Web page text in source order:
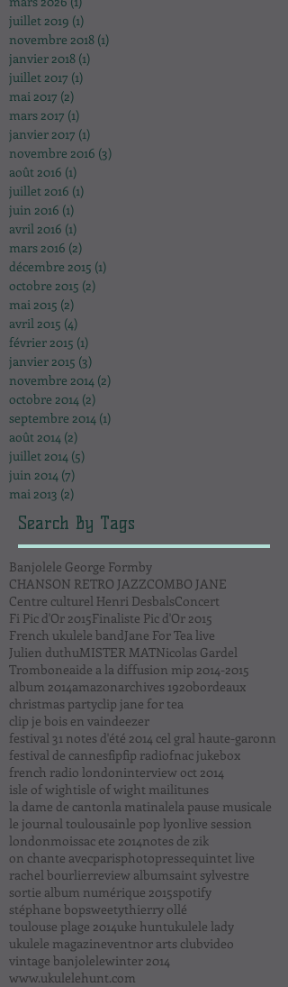
juillet 2019 (1)
novembre 2018 (1)
janvier 2018 (1)
juillet 2017 (1)
mai 2017 (2)
mars 2017 (1)
janvier 2017 (1)
novembre 2016 (3)
août 2016 (1)
juillet 2016 (1)
juin 2016 (1)
avril 2016 (1)
mars 2016 (2)
décembre 2015 (1)
octobre 2015 (2)
mai 2015 (2)
avril 2015 (4)
février 2015 (1)
janvier 2015 (3)
novembre 2014 (2)
octobre 2014 (2)
septembre 2014 (1)
août 2014 (2)
juillet 2014 (5)
juin 2014 (7)
mai 2013 (2)
Search By Tags
Banjolele George Formby
CHANSON RETRO JAZZCOMBO JANE
Centre culturel Henri DesbalsConcert
Fi Pic d'Or 2015Finaliste Pic d'Or 2015
French ukulele bandJane For Tea live
Julien duthuMISTER MATNicolas Gardel
Tromboneaide a la diffusion mip 2014-2015
album 2014amazonarchives 1920bordeaux
christmas partyclip jane for tea
clip je bois en vaindeezer
festival 31 notes d'été 2014 cel gral haute-garonn
festival de cannesfipfip radiofnac jukebox
french radio londoninterview oct 2014
isle of wightisle of wight mailitunes
la dame de cantonla matinalela pause musicale
le journal toulousainle pop lyonlive session
londonmoissac ete 2014notes de zik
on chante avecparisphotopressequintet live
rachel bourlierreview albumsaint sylvestre
sortie album numérique 2015spotify
stéphane bopsweetythierry ollé
toulouse plage 2014uke huntukulele lady
ukulele magazineventnor arts clubvideo
vintage banjolelewinter 2014
www.ukulelehunt.com